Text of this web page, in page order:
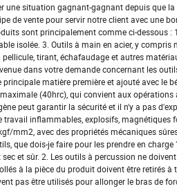
une situation gagnant-gagnant depuis que
de vente pour servir notre client avec une
sont principalement comme ci-dessous
isolée. 3. Outils à main en acier, y
tirant, échafaudage et autres
dans votre demande concernant les
matière première et ajouté avec
(40hrc), qui convient aux
peut garantir la sécurité et il n'y a pas
inflammables, explosifs, magnétiques
mm2, avec des propriétés mécaniques
que dois-je faire pour les prendre en
et sûr. 2. Les outils à percussion ne
à la pièce du produit doivent être retirés
pas être utilisés pour allonger le bras de